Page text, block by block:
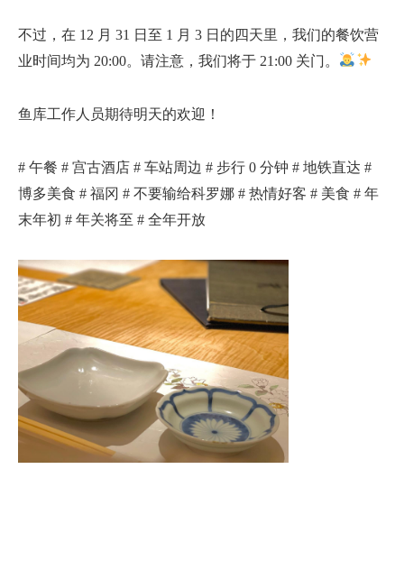
不过，在 12 月 31 日至 1 月 3 日的四天里，我们的餐饮营
业时间均为 20:00。请注意，我们将于 21:00 关门。
鱼库工作人员期待明天的欢迎！
# 午餐 # 宫古酒店 # 车站周边 # 步行 0 分钟 # 地铁直达 #
博多美食 # 福冈 # 不要输给科罗娜 # 热情好客 # 美食 # 年
末年初 # 年关将至 # 全年开放